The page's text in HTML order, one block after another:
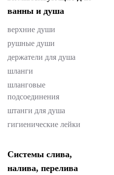
ванны и душа
верхние души
рушные души
держатели для душа
шланги
шланговые
подсоединения
штанги для душа
гигиенические лейки
Системы слива,
налива, перелива